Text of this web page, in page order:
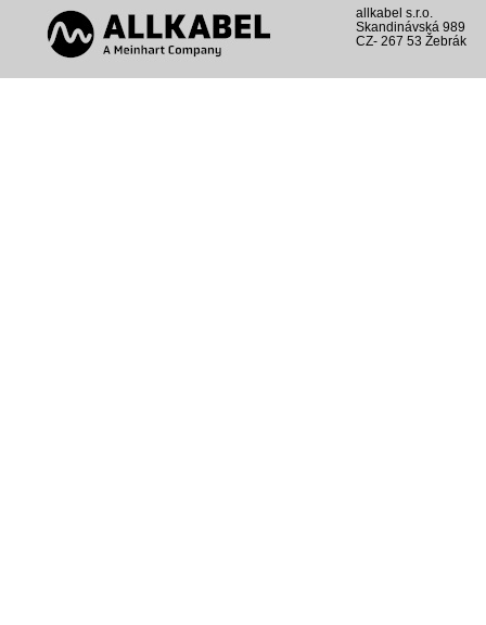
allkabel s.r.o.
Skandinávská 989
CZ- 267 53 Žebrák